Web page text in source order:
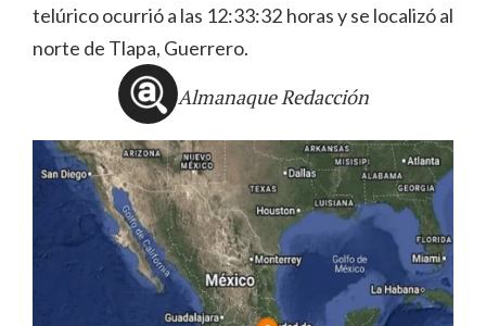
telúrico ocurrió a las 12:33:32 horas y se localizó al
norte de Tlapa, Guerrero.
Almanaque Redacción